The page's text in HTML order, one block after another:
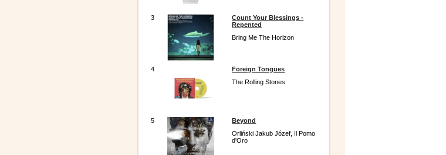
3
Count Your Blessings -
Repented
Bring Me The Horizon
4
Foreign Tongues
The Rolling Stones
5
Beyond
Orliński Jakub Józef, Il Pomo
d'Oro